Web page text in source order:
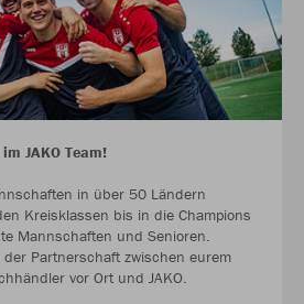
JAKO Team!
in über 50 Ländern
Kreisklassen bis in die Champions
Mannschaften und Senioren.
Partnerschaft zwischen eurem
vor Ort und JAKO.